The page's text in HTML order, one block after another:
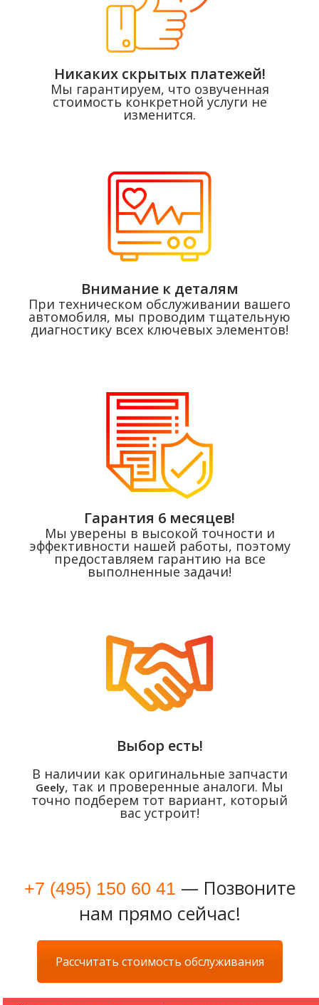
Никаких скрытых платежей!
Мы гарантируем, что озвученная
стоимость конкретной услуги не
изменится.
Внимание к деталям
При техническом обслуживании вашего
автомобиля, мы проводим тщательную
диагностику всех ключевых элементов!
Гарантия 6 месяцев!
Мы уверены в высокой точности и
эффективности нашей работы, поэтому
предоставляем гарантию на все
выполненные задачи!
Выбор есть!
В наличии как оригинальные запчасти
Geely, так и проверенные аналоги. Мы
точно подберем тот вариант, который
вас устроит!
+7 (495) 150 60 41 — Позвоните
нам прямо сейчас!
Рассчитать стоимость обслуживания